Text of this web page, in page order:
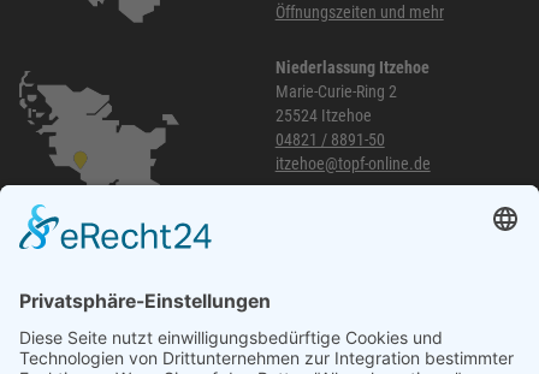
Öffnungszeiten und mehr
Niederlassung Itzehoe
Marie-Curie-Ring 2
25524 Itzehoe
04821 / 8891-50
itzehoe@topf-online.de
040 / 21 04 04 04-04
glinde@topf-online.de